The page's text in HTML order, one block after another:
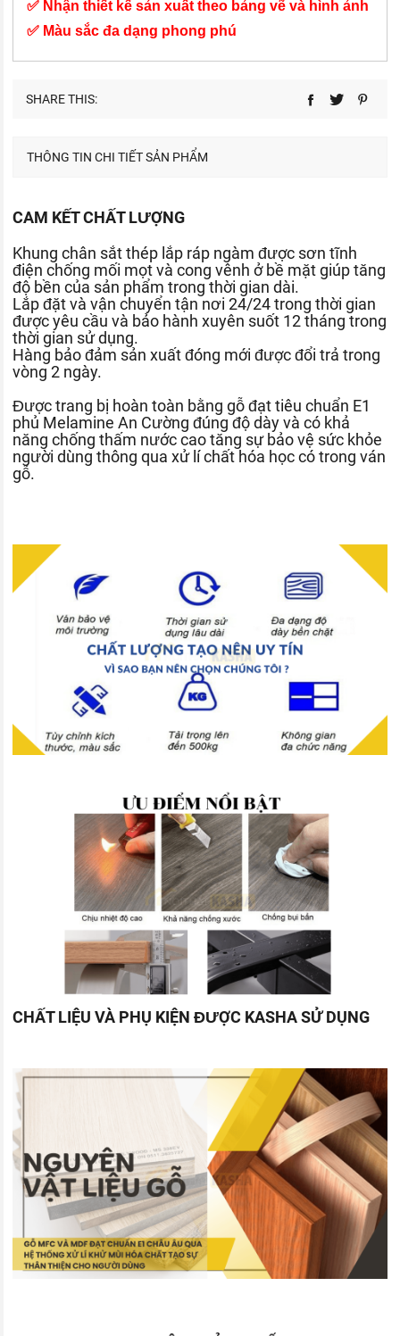
✅ Nhận thiết kế sản xuất theo bảng vẽ và hình ảnh
✅ Màu sắc đa dạng phong phú
SHARE THIS:
THÔNG TIN CHI TIẾT SẢN PHẨM
CAM KẾT CHẤT LƯỢNG
Khung chân sắt thép lắp ráp ngàm được sơn tĩnh
điện chống mối mọt và cong vênh ở bề mặt giúp tăng
độ bền của sản phẩm trong thời gian dài.
Lắp đặt và vận chuyển tận nơi 24/24 trong thời gian
được yêu cầu và bảo hành xuyên suốt 12 tháng trong
thời gian sử dụng.
Hàng bảo đảm sản xuất đóng mới được đổi trả trong
vòng 2 ngày.
Được trang bị hoàn toàn bằng gỗ đạt tiêu chuẩn E1
phủ Melamine An Cường đúng độ dày và có khả
năng chống thấm nước cao tăng sự bảo vệ sức khỏe
người dùng thông qua xử lí chất hóa học có trong ván
gỗ.
CHẤT LIỆU VÀ PHỤ KIỆN ĐƯỢC KASHA SỬ DỤNG